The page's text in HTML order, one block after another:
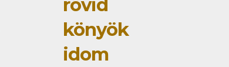
rövid
könyök
idom